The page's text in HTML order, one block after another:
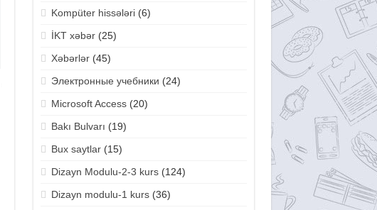
Kompüter hissələri(6)
İKT xəbər(25)
Xəbərlər(45)
Электронные учебники (24)
Microsoft Access(20)
Bakı Bulvarı (19)
Bux saytlar(15)
Dizayn Modulu-2-3 kurs(124)
Dizayn modulu-1 kurs(36)